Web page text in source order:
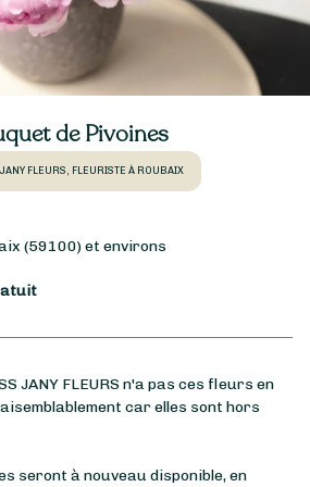
de Pivoines
FLEURS, FLEURISTE À ROUBAIX
(59100) et environs
JANY FLEURS n'a pas ces fleurs en
car elles sont hors
seront à nouveau disponible, en